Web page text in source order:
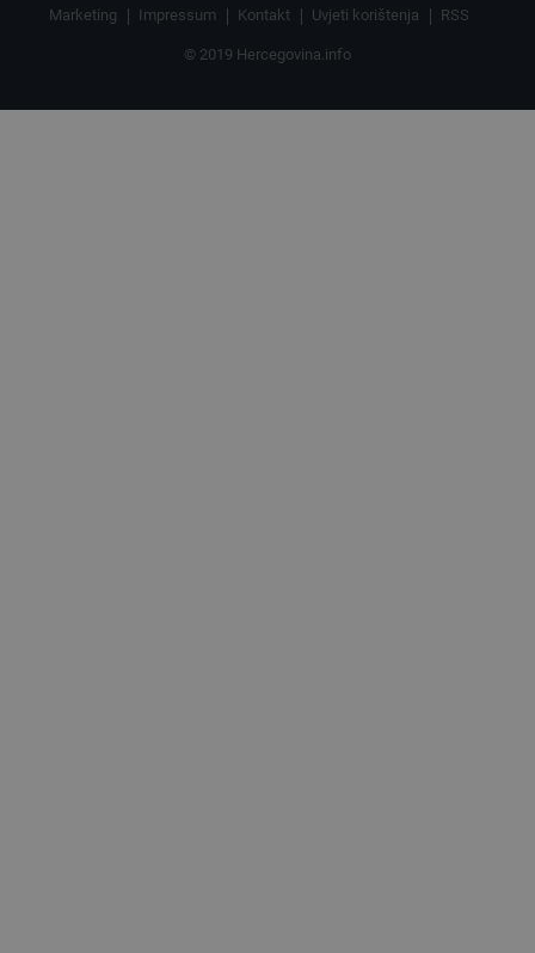
Marketing Impressum Kontakt Uvjeti korištenja RSS
© 2019 Hercegovina.info